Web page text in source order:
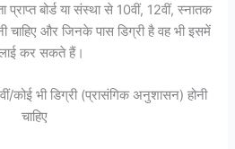
प्राप्त बोर्ड या संस्था से 10वीं, 12वीं, स्नातक
चाहिए और जिनके पास डिग्री है वह भी इसमें
कर सकते हैं।
कोई भी डिग्री (प्रासंगिक अनुशासन) होनी
चाहिए